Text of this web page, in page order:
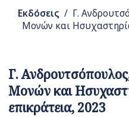
Εκδόσεις / Γ.
Μονών και
Γ.
Μονών και
επικράτεια, 2023